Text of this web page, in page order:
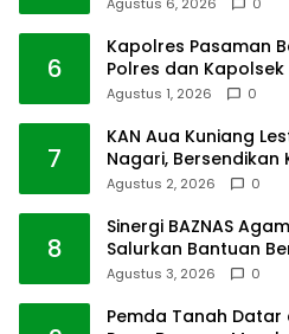
6
Kapolres Pasaman
Polres dan
Agustus 1, 2026 0
7
KAN Aua Kuniang
Nagari, Bersendikan
Agustus 2, 2026 0
8
Sinergi BAZNAS
Salurkan Bantuan
Agustus 3, 2026 0
Pemda Tanah Datar